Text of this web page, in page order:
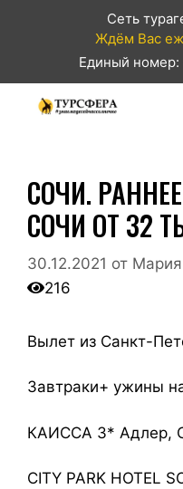
Сеть
Ждём Вас
Единый номер:
СОЧИ.
СОЧИ ОТ 32
30.12.2021 от
216
Вылет из Санкт-
Завтраки+ ужины
КАИССА 3* Адлер,
CITY PARK HOTEL